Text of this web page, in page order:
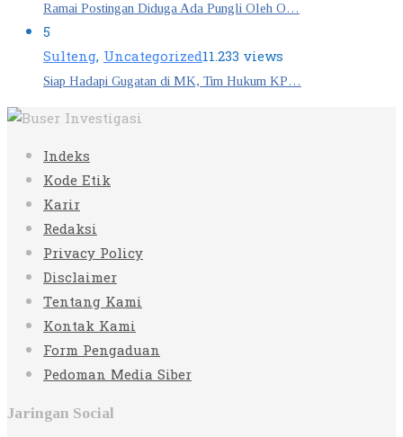
Ramai Postingan Diduga Ada Pungli Oleh O…
5
Sulteng,Uncategorized11.233 views
Siap Hadapi Gugatan di MK, Tim Hukum KP…
Indeks
Kode Etik
Karir
Redaksi
Privacy Policy
Disclaimer
Tentang Kami
Kontak Kami
Form Pengaduan
Pedoman Media Siber
Jaringan Social